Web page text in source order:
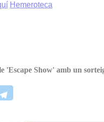
Hemeroteca
'Escape Show' amb un